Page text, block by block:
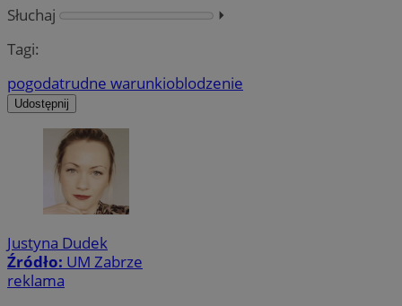
Słuchaj
⏵︎
Tagi:
pogodatrudne warunkioblodzenie
Udostępnij
Justyna Dudek
Źródło: UM Zabrze
reklama